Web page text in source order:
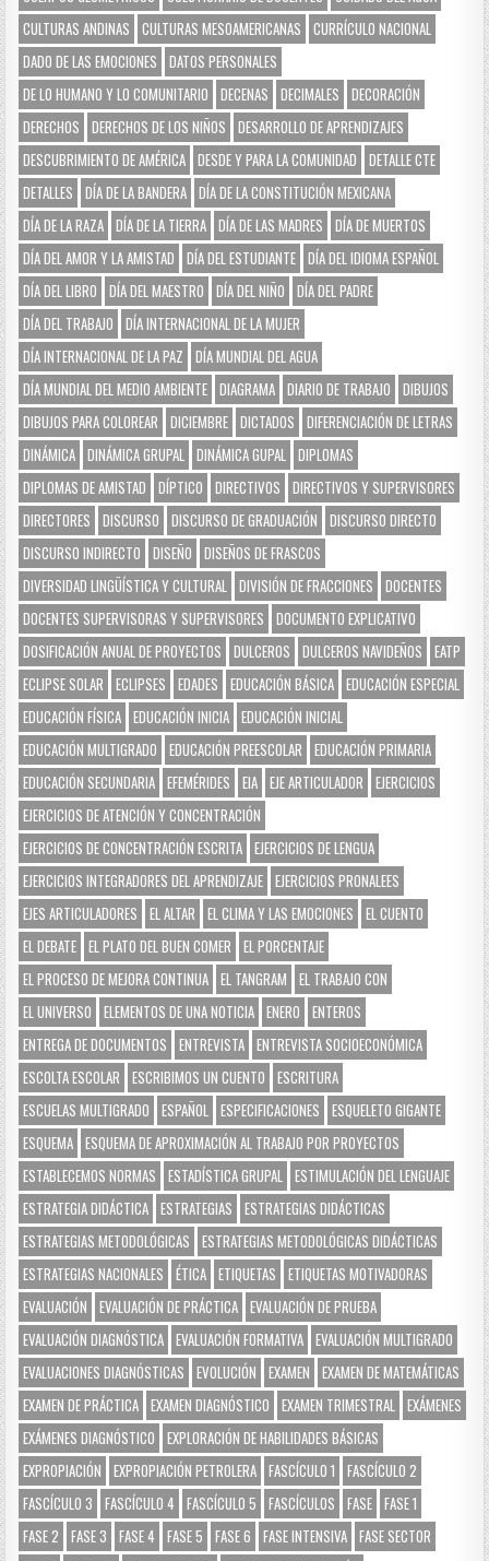
CULTURAS ANDINAS
CULTURAS MESOAMERICANAS
CURRÍCULO NACIONAL
DADO DE LAS EMOCIONES
DATOS PERSONALES
DE LO HUMANO Y LO COMUNITARIO
DECENAS DECIMALES
DECORACIÓN
DERECHOS
DERECHOS DE LOS NIÑOS
DESARROLLO DE APRENDIZAJES
DESCUBRIMIENTO DE AMÉRICA DESDE Y PARA LA COMUNIDAD
DETALLE CTE
DETALLES
DÍA DE LA BANDERA DÍA DE LA CONSTITUCIÓN MEXICANA
DÍA DE LA RAZA DÍA DE LA TIERRA DÍA DE LAS MADRES
DÍA DE MUERTOS
DÍA DEL AMOR Y LA AMISTAD
DÍA DEL ESTUDIANTE DÍA DEL IDIOMA ESPAÑOL
DÍA DEL LIBRO
DÍA DEL MAESTRO DÍA DEL NIÑO
DÍA DEL PADRE
DÍA DEL TRABAJO
DÍA INTERNACIONAL DE LA MUJER
DÍA INTERNACIONAL DE LA PAZ
DÍA MUNDIAL DEL AGUA
DÍA MUNDIAL DEL MEDIO AMBIENTE DIAGRAMA DIARIO DE TRABAJO
DIBUJOS
DIBUJOS PARA COLOREAR
DICIEMBRE DICTADOS
DIFERENCIACIÓN DE LETRAS
DINÁMICA DINÁMICA GRUPAL DINÁMICA GUPAL
DIPLOMAS
DIPLOMAS DE AMISTAD
DÍPTICO DIRECTIVOS
DIRECTIVOS Y SUPERVISORES
DIRECTORES
DISCURSO DISCURSO DE GRADUACIÓN
DISCURSO DIRECTO
DISCURSO INDIRECTO
DISEÑO
DISEÑOS DE FRASCOS
DIVERSIDAD LINGÜÍSTICA Y CULTURAL
DIVISIÓN DE FRACCIONES
DOCENTES
DOCENTES SUPERVISORAS Y SUPERVISORES
DOCUMENTO EXPLICATIVO
DOSIFICACIÓN ANUAL DE PROYECTOS
DULCEROS DULCEROS NAVIDEÑOS
EATP
ECLIPSE SOLAR
ECLIPSES EDADES EDUCACIÓN BÁSICA EDUCACIÓN ESPECIAL
EDUCACIÓN FÍSICA EDUCACIÓN INICIA EDUCACIÓN INICIAL
EDUCACIÓN MULTIGRADO
EDUCACIÓN PREESCOLAR
EDUCACIÓN PRIMARIA
EDUCACIÓN SECUNDARIA EFEMÉRIDES EIA EJE ARTICULADOR
EJERCICIOS
EJERCICIOS DE ATENCIÓN Y CONCENTRACIÓN
EJERCICIOS DE CONCENTRACIÓN ESCRITA EJERCICIOS DE LENGUA
EJERCICIOS INTEGRADORES DEL APRENDIZAJE EJERCICIOS PRONALEES
EJES ARTICULADORES
EL ALTAR EL CLIMA Y LAS EMOCIONES
EL CUENTO
EL DEBATE EL PLATO DEL BUEN COMER
EL PORCENTAJE
EL PROCESO DE MEJORA CONTINUA EL TANGRAM
EL TRABAJO CON
EL UNIVERSO
ELEMENTOS DE UNA NOTICIA ENERO
ENTEROS
ENTREGA DE DOCUMENTOS
ENTREVISTA ENTREVISTA SOCIOECONÓMICA
ESCOLTA ESCOLAR
ESCRIBIMOS UN CUENTO
ESCRITURA
ESCUELAS MULTIGRADO
ESPAÑOL ESPECIFICACIONES
ESQUELETO GIGANTE
ESQUEMA ESQUEMA DE APROXIMACIÓN AL TRABAJO POR PROYECTOS
ESTABLECEMOS NORMAS
ESTADÍSTICA GRUPAL
ESTIMULACIÓN DEL LENGUAJE
ESTRATEGIA DIDÁCTICA ESTRATEGIAS
ESTRATEGIAS DIDÁCTICAS
ESTRATEGIAS METODOLÓGICAS
ESTRATEGIAS METODOLÓGICAS DIDÁCTICAS
ESTRATEGIAS NACIONALES
ÉTICA ETIQUETAS
ETIQUETAS MOTIVADORAS
EVALUACIÓN
EVALUACIÓN DE PRÁCTICA EVALUACIÓN DE PRUEBA
EVALUACIÓN DIAGNÓSTICA EVALUACIÓN FORMATIVA EVALUACIÓN MULTIGRADO
EVALUACIONES DIAGNÓSTICAS
EVOLUCIÓN EXAMEN
EXAMEN DE MATEMÁTICAS
EXAMEN DE PRÁCTICA EXAMEN DIAGNÓSTICO EXAMEN TRIMESTRAL
EXÁMENES
EXÁMENES DIAGNÓSTICO
EXPLORACIÓN DE HABILIDADES BÁSICAS
EXPROPIACIÓN
EXPROPIACIÓN PETROLERA FASCÍCULO 1
FASCÍCULO 2
FASCÍCULO 3
FASCÍCULO 4 FASCÍCULO 5 FASCÍCULOS FASE FASE 1
FASE 2
FASE 3 FASE 4 FASE 5 FASE 6 FASE INTENSIVA FASE SECTOR